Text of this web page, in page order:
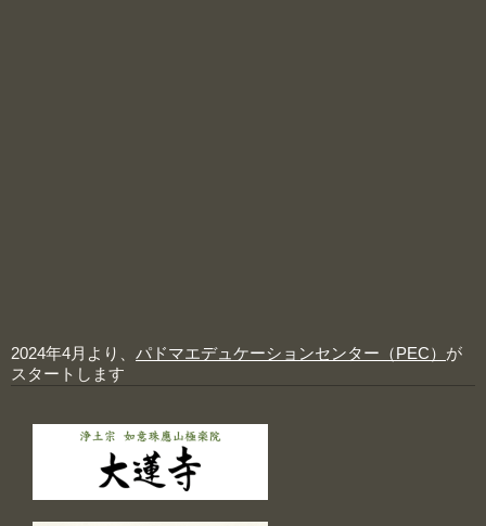
2024年4月より、 パドマエデュケーションセンター（PEC） が
スタートします